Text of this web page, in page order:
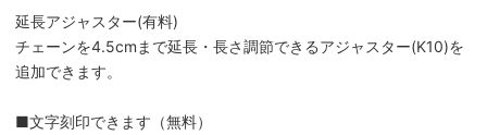
延長アジャスター(有料)
チェーンを4.5cmまで延長・長さ調節できるアジャスター(K10)を
追加できます。
■文字刻印できます（無料）